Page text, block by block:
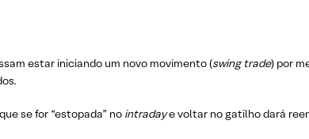
estar iniciando um novo movimento (swing trade) por
se for “estopada” no intradaye voltar no gatilho dará